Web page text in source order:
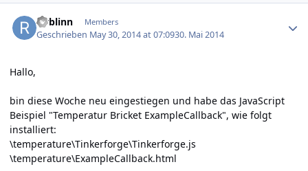
rwblinn Members
Geschrieben May 30, 2014 at 07:0930. Mai 2014
Hallo,
bin diese Woche neu eingestiegen und habe das JavaScript
Beispiel "Temperatur Bricket ExampleCallback", wie folgt
installiert:
\temperature\Tinkerforge\Tinkerforge.js
\temperature\ExampleCallback.html